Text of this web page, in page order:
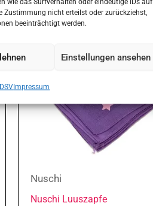
Zustimmung nicht erteilst oder zurückziehst,
beeinträchtigt werden.
Einstellungen ansehen
DSVImpressum
Nuschi
Nuschi Luuszapfe